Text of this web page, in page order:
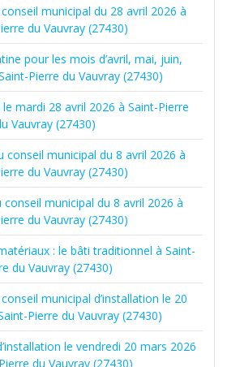
municipal du 28 avril 2026 à
du Vauvray (27430)
pour les mois d’avril, mai, juin,
Pierre du Vauvray (27430)
mardi 28 avril 2026 à Saint-Pierre
Vauvray (27430)
conseil municipal du 8 avril 2026 à
du Vauvray (27430)
municipal du 8 avril 2026 à
du Vauvray (27430)
: le bâti traditionnel à Saint-
du Vauvray (27430)
municipal d’installation le 20
Pierre du Vauvray (27430)
le vendredi 20 mars 2026
du Vauvray (27430)